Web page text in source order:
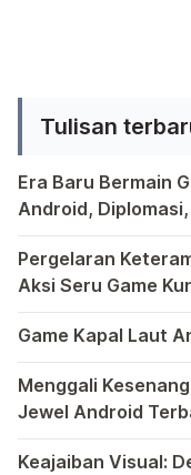
Tulisan
Era Baru Bermain
Android,
Anda
Bermain game di
Pergelaran
Aksi Seru Game
Dunia game selalu
Game Kapal Laut
Di dunia game
Menggali
Jewel Android
Dalam hiruk-pikuk
Keajaiban Visual: